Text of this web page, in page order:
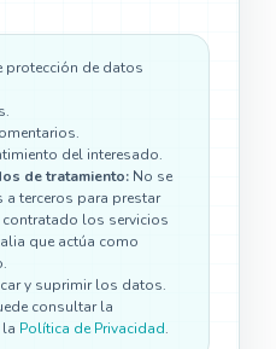
protección de datos
del interesado.
de tratamiento: No se
terceros para prestar
contratado los servicios
que actúa como
y suprimir los datos.
consultar la
Política de Privacidad.